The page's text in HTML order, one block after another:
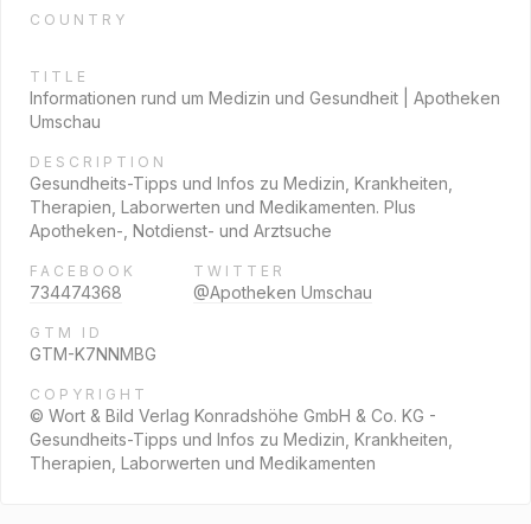
COUNTRY
TITLE
Informationen rund um Medizin und Gesundheit | Apotheken
Umschau
DESCRIPTION
Gesundheits-Tipps und Infos zu Medizin, Krankheiten,
Therapien, Laborwerten und Medikamenten. Plus
Apotheken-, Notdienst- und Arztsuche
FACEBOOK
734474368
TWITTER
@Apotheken Umschau
GTM ID
GTM-K7NNMBG
COPYRIGHT
© Wort & Bild Verlag Konradshöhe GmbH & Co. KG -
Gesundheits-Tipps und Infos zu Medizin, Krankheiten,
Therapien, Laborwerten und Medikamenten